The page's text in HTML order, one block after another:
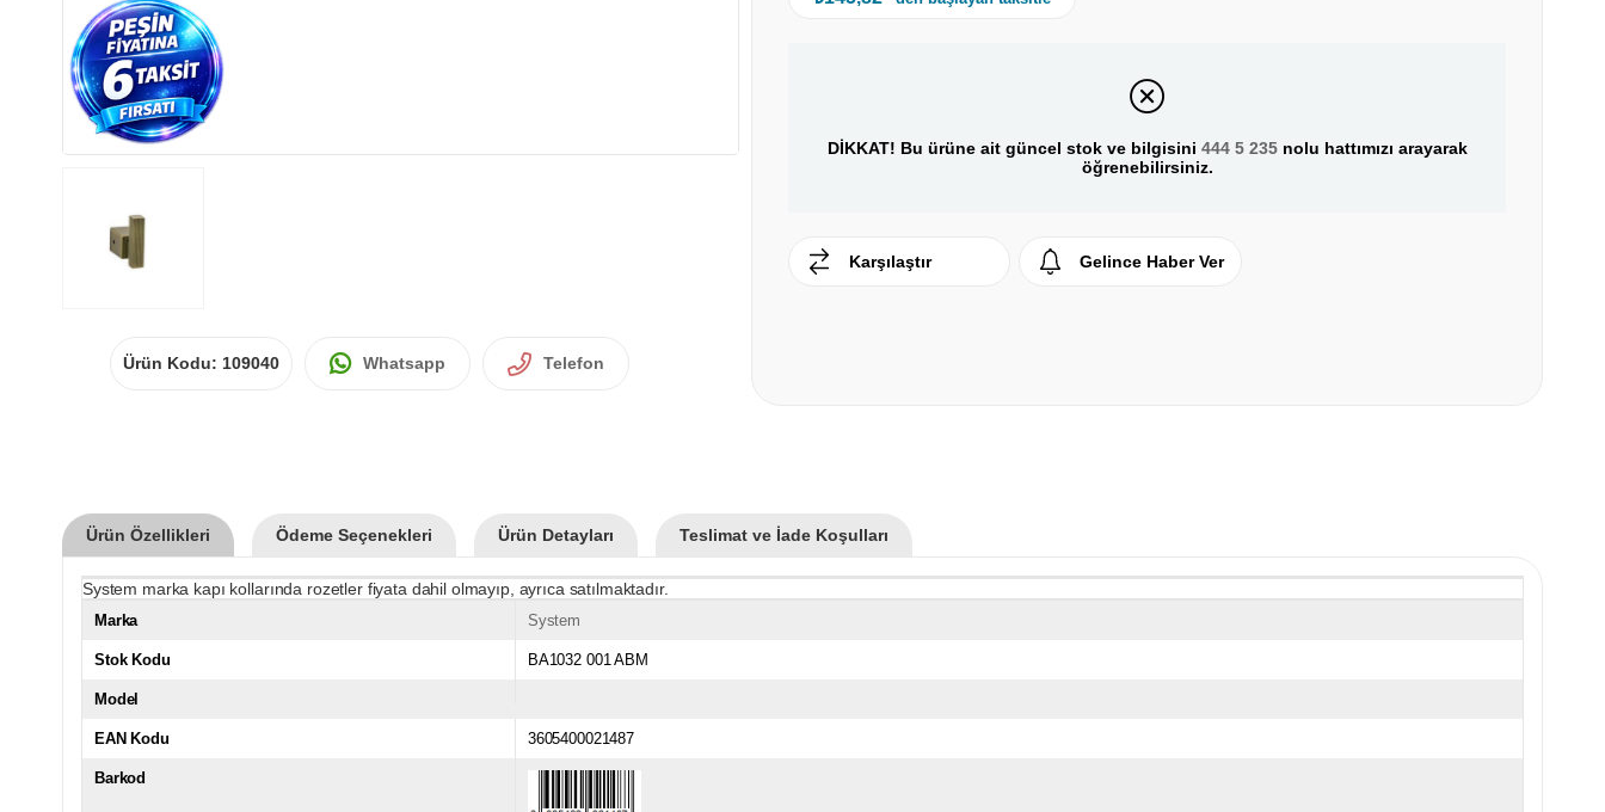
Ürün Kodu: 109040 Whatsapp Telefon
DİKKAT! Bu ürüne ait güncel stok ve bilgisini 444 5 235nolu hattımızı arayarak
öğrenebilirsiniz.
Karşılaştır Gelince Haber Ver
Ürün Özellikleri Ödeme Seçenekleri Ürün Detayları Teslimat ve İade Koşulları
System marka kapı kollarında rozetler fiyata dahil olmayıp, ayrıca satılmaktadır.
Marka System
Stok Kodu BA1032 001 ABM
Model
EAN Kodu 3605400021487
Barkod